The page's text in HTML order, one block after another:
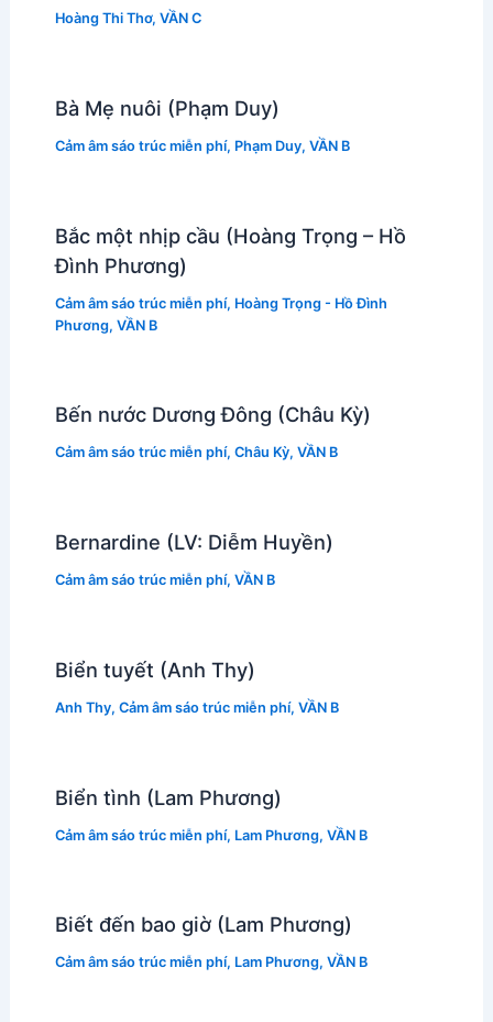
Hoàng Thi Thơ, VẦN C
Bà Mẹ nuôi (Phạm Duy)
Cảm âm sáo trúc miễn phí, Phạm Duy, VẦN B
Bắc một nhịp cầu (Hoàng Trọng – Hồ
Đình Phương)
Cảm âm sáo trúc miễn phí, Hoàng Trọng - Hồ Đình
Phương, VẦN B
Bến nước Dương Đông (Châu Kỳ)
Cảm âm sáo trúc miễn phí, Châu Kỳ, VẦN B
Bernardine (LV: Diễm Huyền)
Cảm âm sáo trúc miễn phí, VẦN B
Biển tuyết (Anh Thy)
Anh Thy, Cảm âm sáo trúc miễn phí, VẦN B
Biển tình (Lam Phương)
Cảm âm sáo trúc miễn phí, Lam Phương, VẦN B
Biết đến bao giờ (Lam Phương)
Cảm âm sáo trúc miễn phí, Lam Phương, VẦN B